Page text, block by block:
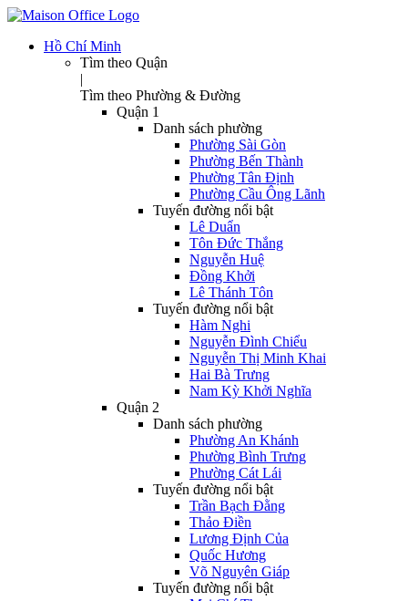
Hồ Chí Minh
Tìm theo Quận
|
Tìm theo Phường & Đường
Quận 1
Danh sách phường
Phường Sài Gòn
Phường Bến Thành
Phường Tân Định
Phường Cầu Ông Lãnh
Tuyến đường nổi bật
Lê Duẩn
Tôn Đức Thắng
Nguyễn Huệ
Đồng Khởi
Lê Thánh Tôn
Tuyến đường nổi bật
Hàm Nghi
Nguyễn Đình Chiểu
Nguyễn Thị Minh Khai
Hai Bà Trưng
Nam Kỳ Khởi Nghĩa
Quận 2
Danh sách phường
Phường An Khánh
Phường Bình Trưng
Phường Cát Lái
Tuyến đường nổi bật
Trần Bạch Đằng
Thảo Điền
Lương Định Của
Quốc Hương
Võ Nguyên Giáp
Tuyến đường nổi bật